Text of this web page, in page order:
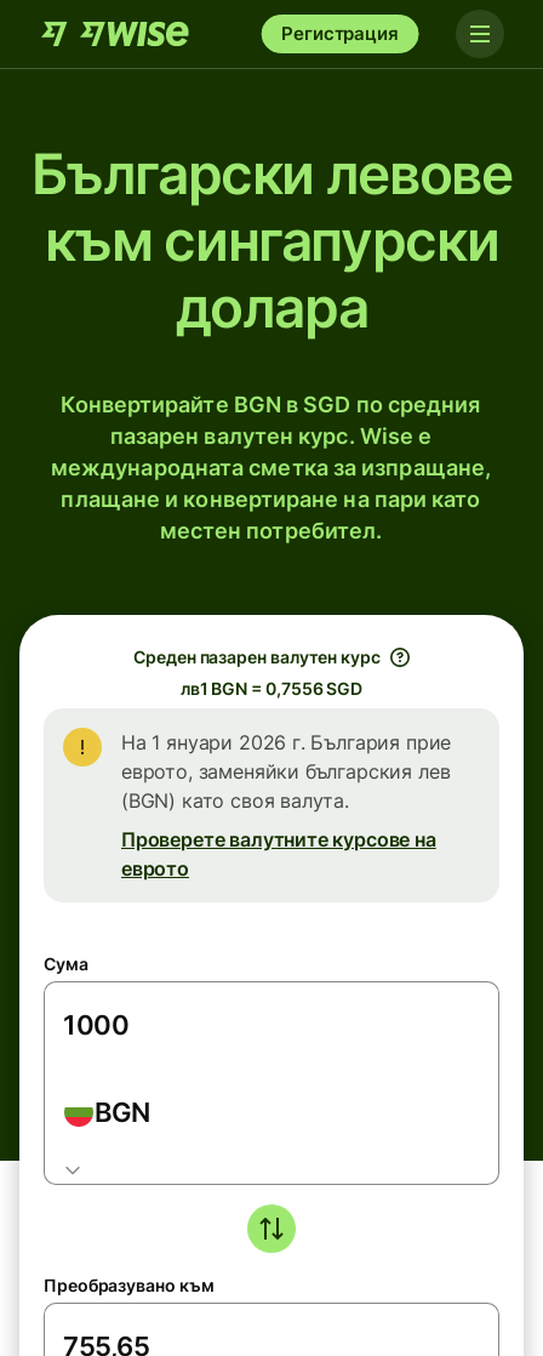
Регистрация
Български левове
към сингапурски
долара
Конвертирайте BGN в SGD по средния
пазарен валутен курс. Wise е
международната сметка за изпращане,
плащане и конвертиране на пари като
местен потребител.
Среден пазарен валутен курс
лв1 BGN = 0,7556 SGD
На 1 януари 2026 г. България прие
еврото, заменяйки българския лев
(BGN) като своя валута.
Проверете валутните курсове на
еврото
Сума
BGN
Преобразувано към